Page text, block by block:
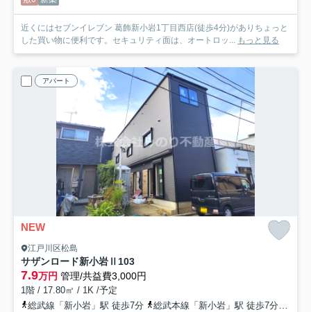
近くにはセブンイレブン 葛飾新小岩1丁目西店(徒歩4分)がありちょっと
した買い物に便利です。セキュリティ面は、オートロッ... もっと見る
アパート
NEW
江戸川区松島
サザンロード新小岩Ⅱ 103
7.9万円 管理/共益費3,000円
1階 / 17.80㎡ / 1K /予定
総武線「新小岩」駅 徒歩7分
総武本線「新小岩」駅 徒歩7分